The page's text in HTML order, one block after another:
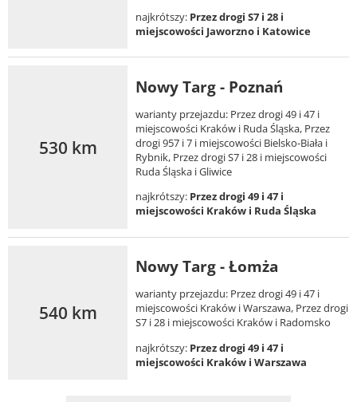
najkrótszy: Przez drogi S7 i 28 i
miejscowości Jaworzno i Katowice
530 km
Nowy Targ - Poznań
warianty przejazdu: Przez drogi 49 i 47 i
miejscowości Kraków i Ruda Śląska, Przez
drogi 957 i 7 i miejscowości Bielsko-Biała i
Rybnik, Przez drogi S7 i 28 i miejscowości
Ruda Śląska i Gliwice
najkrótszy: Przez drogi 49 i 47 i
miejscowości Kraków i Ruda Śląska
540 km
Nowy Targ - Łomża
warianty przejazdu: Przez drogi 49 i 47 i
miejscowości Kraków i Warszawa, Przez drogi
S7 i 28 i miejscowości Kraków i Radomsko
najkrótszy: Przez drogi 49 i 47 i
miejscowości Kraków i Warszawa